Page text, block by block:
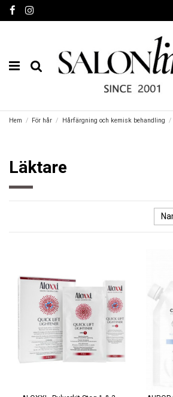
Hem För hår Hårfärgning och kemisk behandling
Läktare